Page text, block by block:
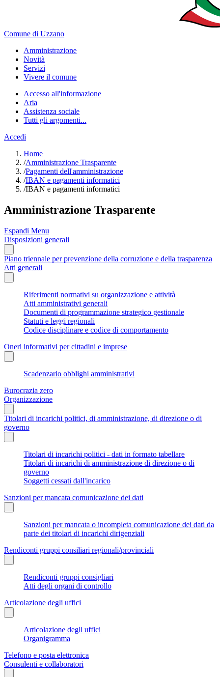
Comune di Uzzano
Amministrazione
Novità
Servizi
Vivere il comune
Accesso all'informazione
Aria
Assistenza sociale
Tutti gli argomenti...
Accedi
Home
/Amministrazione Trasparente
/Pagamenti dell'amministrazione
/IBAN e pagamenti informatici
/IBAN e pagamenti informatici
Amministrazione Trasparente
Espandi Menu
Disposizioni generali
Piano triennale per prevenzione della corruzione e della trasparenza
Atti generali
Riferimenti normativi su organizzazione e attività
Atti amministrativi generali
Documenti di programmazione strategico gestionale
Statuti e leggi regionali
Codice disciplinare e codice di comportamento
Oneri informativi per cittadini e imprese
Scadenzario obblighi amministrativi
Burocrazia zero
Organizzazione
Titolari di incarichi politici, di amministrazione, di direzione o di
governo
Titolari di incarichi politici - dati in formato tabellare
Titolari di incarichi di amministrazione di direzione o di
governo
Soggetti cessati dall'incarico
Sanzioni per mancata comunicazione dei dati
Sanzioni per mancata o incompleta comunicazione dei dati da
parte dei titolari di incarichi dirigenziali
Rendiconti gruppi consiliari regionali/provinciali
Rendiconti gruppi consigliari
Atti degli organi di controllo
Articolazione degli uffici
Articolazione degli uffici
Organigramma
Telefono e posta elettronica
Consulenti e collaboratori